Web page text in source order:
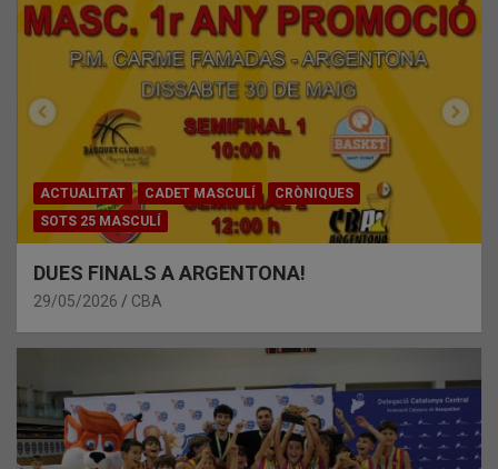
ACTUALITAT CADET MASCULÍ
CRÒNIQUES
SOTS 25 MASCULÍ
DUES FINALS A ARGENTONA!
29/05/2026 CBA